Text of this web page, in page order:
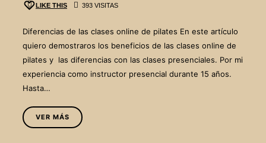
LIKE THIS 393 VISITAS
Diferencias de las clases online de pilates En este artículo
quiero demostraros los beneficios de las clases online de
pilates y las diferencias con las clases presenciales. Por mi
experiencia como instructor presencial durante 15 años.
Hasta…
VER MÁS